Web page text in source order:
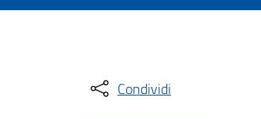
Condividi